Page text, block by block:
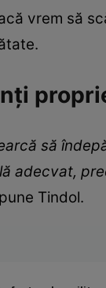
vrem să
să
adecvat,
Tindol.